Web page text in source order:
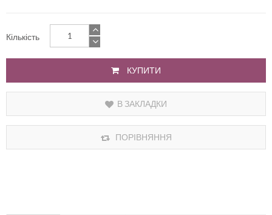
Кількість
КУПИТИ
В ЗАКЛАДКИ
ПОРІВНЯННЯ